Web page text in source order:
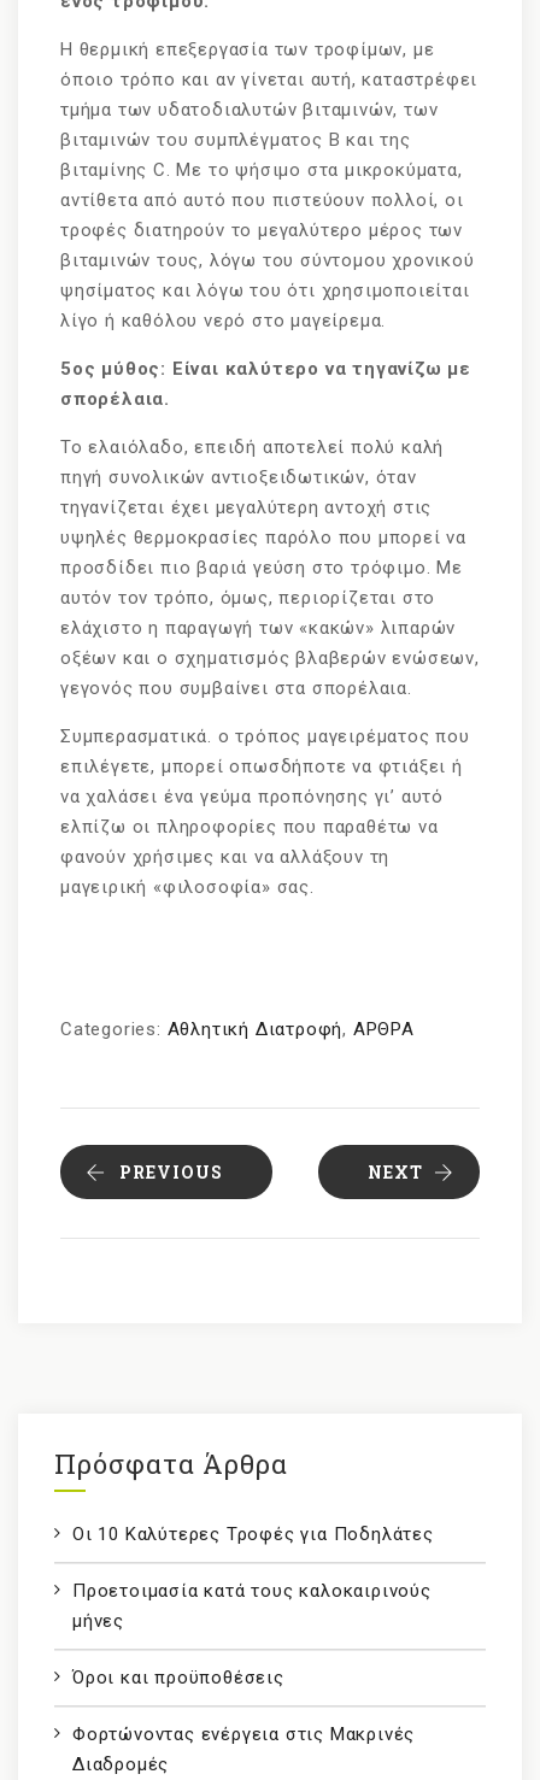
Η θερμική επεξεργασία των τροφίμων, με
όποιο τρόπο και αν γίνεται αυτή, καταστρέφει
τμήμα των υδατοδιαλυτών βιταμινών, των
βιταμινών του συμπλέγματος Β και της
βιταμίνης C. Με το ψήσιμο στα μικροκύματα,
αντίθετα από αυτό που πιστεύουν πολλοί, οι
τροφές διατηρούν το μεγαλύτερο μέρος των
βιταμινών τους, λόγω του σύντομου χρονικού
ψησίματος και λόγω του ότι χρησιμοποιείται
λίγο ή καθόλου νερό στο μαγείρεμα.
5ος μύθος: Είναι καλύτερο να τηγανίζω με
σπορέλαια.
Το ελαιόλαδο, επειδή αποτελεί πολύ καλή
πηγή συνολικών αντιοξειδωτικών, όταν
τηγανίζεται έχει μεγαλύτερη αντοχή στις
υψηλές θερμοκρασίες παρόλο που μπορεί να
προσδίδει πιο βαριά γεύση στο τρόφιμο. Με
αυτόν τον τρόπο, όμως, περιορίζεται στο
ελάχιστο η παραγωγή των «κακών» λιπαρών
οξέων και ο σχηματισμός βλαβερών ενώσεων,
γεγονός που συμβαίνει στα σπορέλαια.
Συμπερασματικά. ο τρόπος μαγειρέματος που
επιλέγετε, μπορεί οπωσδήποτε να φτιάξει ή
να χαλάσει ένα γεύμα προπόνησης γι’ αυτό
ελπίζω οι πληροφορίες που παραθέτω να
φανούν χρήσιμες και να αλλάξουν τη
μαγειρική «φιλοσοφία» σας.
Categories: Αθλητική Διατροφή, ΑΡΘΡΑ
PREVIOUS NEXT
Πρόσφατα Άρθρα
Οι 10 Καλύτερες Τροφές για Ποδηλάτες
Προετοιμασία κατά τους καλοκαιρινούς
μήνες
Όροι και προϋποθέσεις
Φορτώνοντας ενέργεια στις Μακρινές
Διαδρομές